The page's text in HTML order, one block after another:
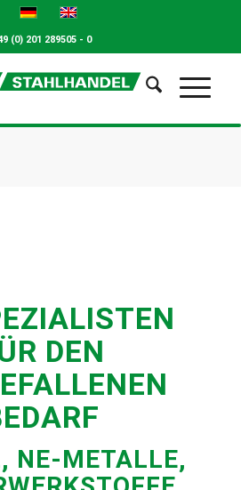
(0) 201 289505 - 0
DEN
NE-METALLE,